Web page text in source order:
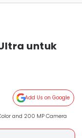
untuk
Add Us on Google
and 200 MP Camera